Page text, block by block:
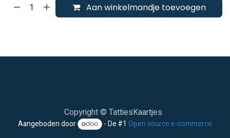
Aan winkelmandje toevoegen
Copyright © TattiesKaartjes
Aangeboden door - De #1Open source e-commerce